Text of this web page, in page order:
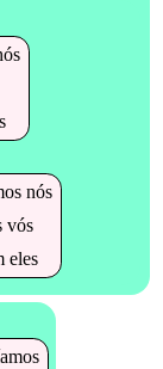
nós
vós
eles